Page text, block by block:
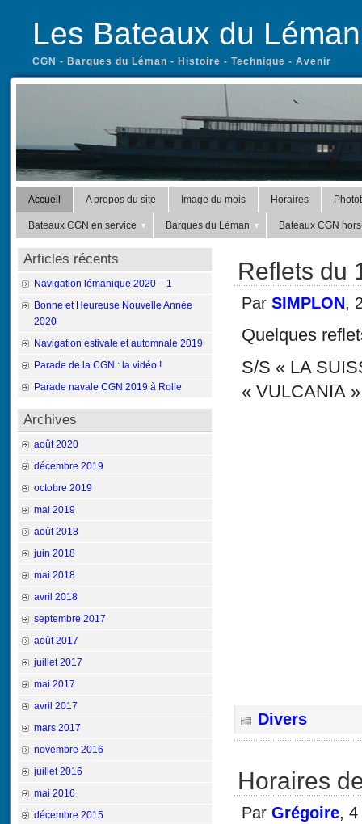
Les Bateaux du Léman
CGN - Barques du Léman - Histoire - Technique - Avenir
Accueil A propos du site Image du mois Horaires
Bateaux CGN en service Barques du Léman Bateaux CGN
Reflets du
Par SIMPLON,
Quelques
S/S « LA
« VULCANIA
Divers
Horaires
Par Grégoire, 4
Articles récents
Navigation lémanique 2020 – 1
Bonne et Heureuse Nouvelle Année
2020
Navigation estivale et automnale 2019
Parade de la CGN : la vidéo !
Parade navale CGN 2019 à Rolle
Archives
août 2020
décembre 2019
octobre 2019
mai 2019
août 2018
juin 2018
mai 2018
avril 2018
septembre 2017
août 2017
juillet 2017
mai 2017
avril 2017
mars 2017
novembre 2016
juillet 2016
mai 2016
décembre 2015